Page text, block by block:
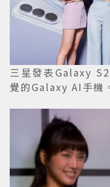
三星發表Galaxy
覺的Galaxy AI手機